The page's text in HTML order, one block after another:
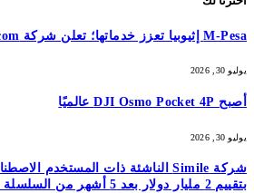
M-Pesa إثيوبيا تعزز خدماتها؛ تعلن شركة Ethio Telecom عن نموها
يوليو 30, 2026
أصبح DJI Osmo Pocket 4P عالميًا
يوليو 30, 2026
بتقييم 2 مليار دولار بعد 5 أشهر من السلسلة A بقيمة 100 مليون دولار